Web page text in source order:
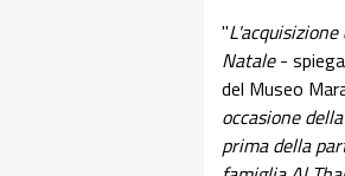
"
Natale- spiega
del Museo
occasione
prima della